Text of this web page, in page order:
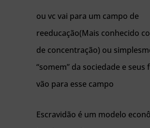
ou vc vai para um campo de
reeducação(Mais conhecido
de concentração) ou
“somem” da sociedade e seus
vão para esse campo
Escravidão é um modelo